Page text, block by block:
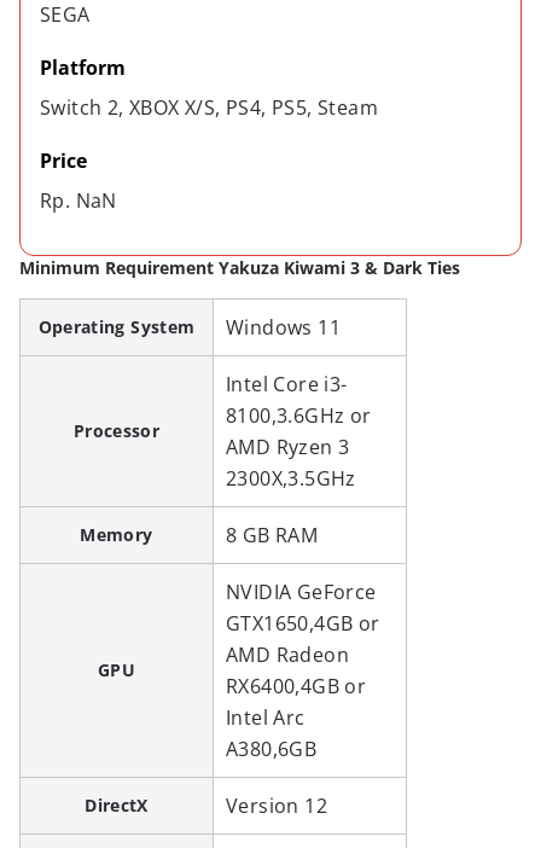
SEGA
Platform
Switch 2, XBOX X/S, PS4, PS5, Steam
Price
Rp. NaN
Minimum Requirement Yakuza Kiwami 3 & Dark Ties
Operating System Windows 11
Processor
Intel Core i3-
8100,3.6GHz or
AMD Ryzen 3
2300X,3.5GHz
Memory 8 GB RAM
GPU
NVIDIA GeForce
GTX1650,4GB or
AMD Radeon
RX6400,4GB or
Intel Arc
A380,6GB
DirectX Version 12